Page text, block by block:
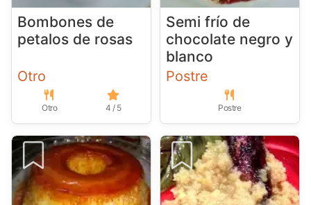
Bombones de
petalos de rosas
Otro
Otro 4 / 5
Semi frío de
chocolate negro y
blanco
Postre
Postre